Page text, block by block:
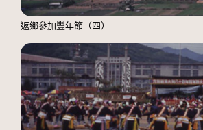
返鄉參加豐年節（四）